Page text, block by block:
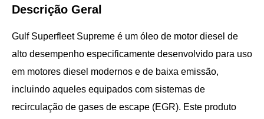
Descrição Geral
Gulf Superfleet Supreme é um óleo de motor diesel de
alto desempenho especificamente desenvolvido para uso
em motores diesel modernos e de baixa emissão,
incluindo aqueles equipados com sistemas de
recirculação de gases de escape (EGR). Este produto